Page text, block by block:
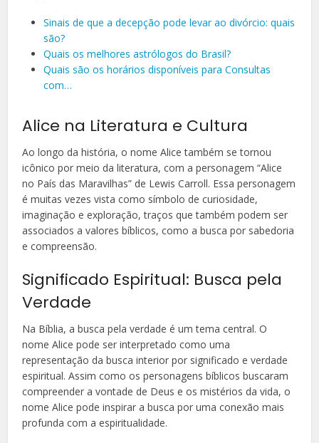
Sinais de que a decepção pode levar ao divórcio: quais
são?
Quais os melhores astrólogos do Brasil?
Quais são os horários disponíveis para Consultas
com…
Alice na Literatura e Cultura
Ao longo da história, o nome Alice também se tornou
icônico por meio da literatura, com a personagem “Alice
no País das Maravilhas” de Lewis Carroll. Essa personagem
é muitas vezes vista como símbolo de curiosidade,
imaginação e exploração, traços que também podem ser
associados a valores bíblicos, como a busca por sabedoria
e compreensão.
Significado Espiritual: Busca pela
Verdade
Na Bíblia, a busca pela verdade é um tema central. O
nome Alice pode ser interpretado como uma
representação da busca interior por significado e verdade
espiritual. Assim como os personagens bíblicos buscaram
compreender a vontade de Deus e os mistérios da vida, o
nome Alice pode inspirar a busca por uma conexão mais
profunda com a espiritualidade.